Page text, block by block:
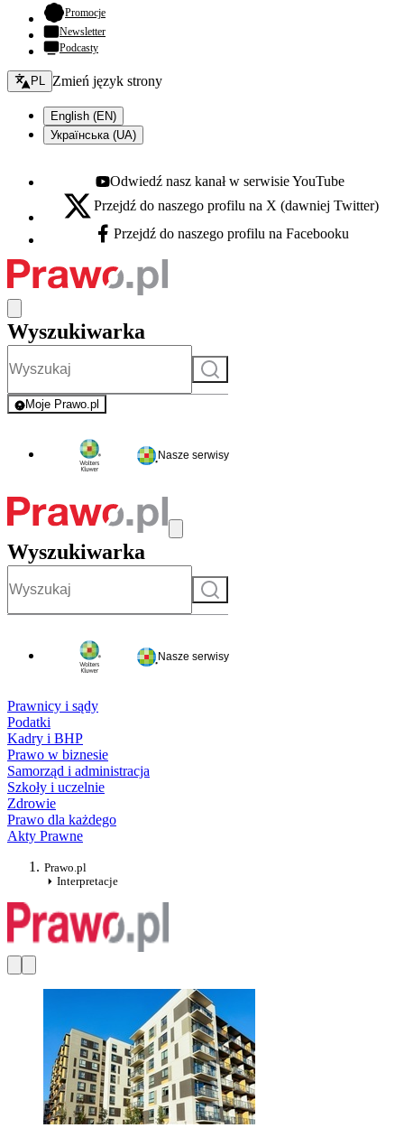
Promocje- otwiera się w nowej karcie
Newsletter
Podcasty
Zmień język - bieżący:
PL Zmień język strony
English (EN)
Українська (UA)
Youtube - otwiera się w nowej karcie
Odwiedź nasz kanał w serwisie YouTube
X - otwiera się w nowej karcie
Przejdź do naszego profilu na X (dawniej Twitter)
Facebook - otwiera się w nowej karcie
Przejdź do naszego profilu na Facebooku
Wyszukiwarka
Szukaj
Moje Prawo.pl
- rejestracja i logowanie do serwisu
Nasze serwisy
Wyszukiwarka
Szukaj
Nasze serwisy
Prawnicy i sądy
Podatki
Kadry i BHP
Prawo w biznesie
Samorząd i administracja
Szkoły i uczelnie
Zdrowie
Prawo dla każdego
Akty Prawne
Prawo.pl
Interpretacje